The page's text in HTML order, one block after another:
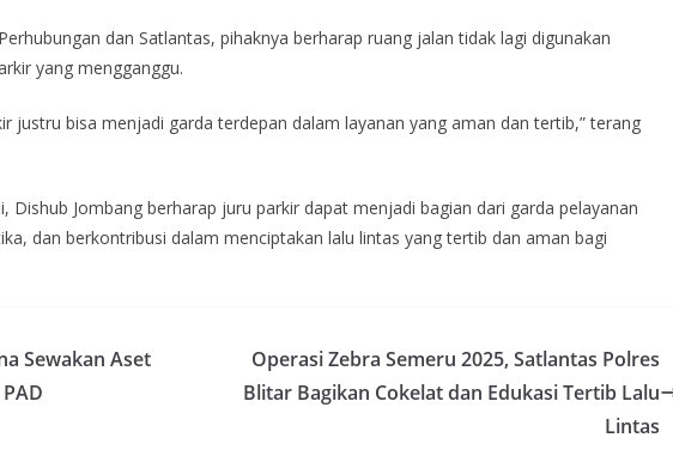
dan Satlantas, pihaknya berharap ruang jalan tidak lagi digunakan
yang mengganggu.
justru bisa menjadi garda terdepan dalam layanan yang aman dan tertib,” terang
Dishub Jombang berharap juru parkir dapat menjadi bagian dari garda pelayanan
dan berkontribusi dalam menciptakan lalu lintas yang tertib dan aman bagi
Sewakan Aset
Operasi Zebra Semeru 2025, Satlantas Polres
Blitar Bagikan Cokelat dan Edukasi Tertib Lalu
Lintas